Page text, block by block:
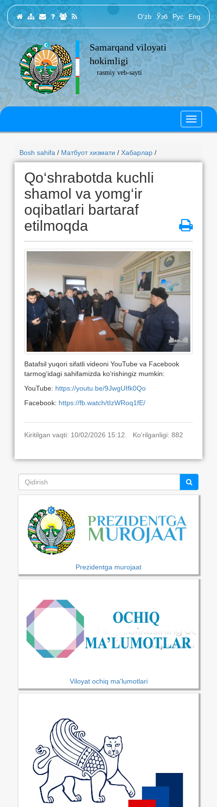
O‘zb Ўзб Рус Eng
Samarqand viloyati
hokimligi
rasmiy veb-sayti
Bosh sahifa / Матбуот хизмати / Хабарлар /
Qo‘shrabotda kuchli
shamol va yomg‘ir
oqibatlari bartaraf
etilmoqda
Batafsil yuqori sifatli videoni YouTube va Facebook
tarmog‘idagi sahifamizda ko‘rishingiz mumkin:
YouTube: https://youtu.be/9JwgUIfk0Qo
Facebook: https://fb.watch/tIzWRoq1fE/
Kiritilgan vaqti: 10/02/2026 15:12. Ko‘rilganligi: 882
Prezidentga murojaat
Viloyat ochiq ma'lumotlari